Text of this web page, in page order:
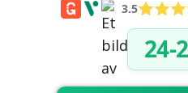
3.5
24-